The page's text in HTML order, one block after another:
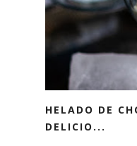
HELADO DE
DELICIO...